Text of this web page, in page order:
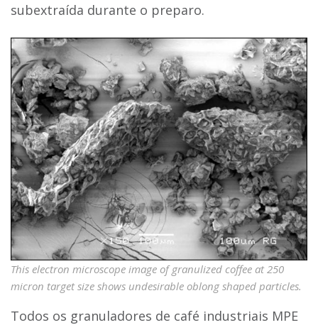
subextraída durante o preparo.
This electron microscope image of granulized coffee at 250
micron target size shows undesirable oblong shaped particles.
Todos os granuladores de café industriais MPE